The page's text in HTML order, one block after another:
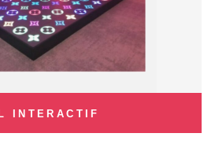
INTERACTIF